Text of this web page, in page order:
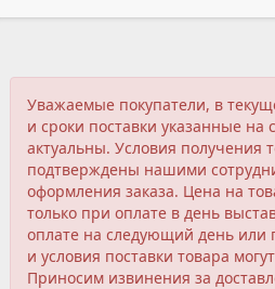
Уважаемые покупатели, в
и сроки поставки указанные на
актуальны. Условия получения
подтверждены нашими
оформления заказа. Цена на
только при оплате в день
оплате на следующий день или
и условия поставки товара
Приносим извинения за